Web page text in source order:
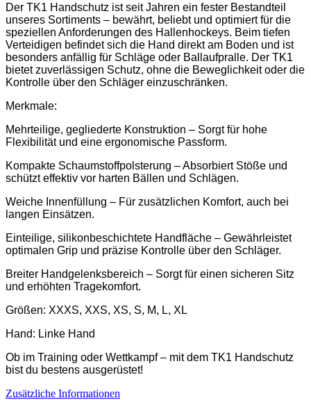
Der TK1 Handschutz ist seit Jahren ein fester Bestandteil
unseres Sortiments – bewährt, beliebt und optimiert für die
speziellen Anforderungen des Hallenhockeys. Beim tiefen
Verteidigen befindet sich die Hand direkt am Boden und ist
besonders anfällig für Schläge oder Ballaufpralle. Der TK1
bietet zuverlässigen Schutz, ohne die Beweglichkeit oder die
Kontrolle über den Schläger einzuschränken.
Merkmale:
Mehrteilige, gegliederte Konstruktion – Sorgt für hohe
Flexibilität und eine ergonomische Passform.
Kompakte Schaumstoffpolsterung –Absorbiert Stöße und
schützt effektiv vor harten Bällen und Schlägen.
Weiche Innenfüllung – Für zusätzlichen Komfort, auch bei
langen Einsätzen.
Einteilige, silikonbeschichtete Handfläche – Gewährleistet
optimalen Grip und präzise Kontrolle über den Schläger.
Breiter Handgelenksbereich – Sorgt für einen sicheren Sitz
und erhöhten Tragekomfort.
Größen: XXXS, XXS, XS, S, M, L, XL
Hand: Linke Hand
Ob im Training oder Wettkampf– mit dem TK1 Handschutz
bist du bestens ausgerüstet!
Zusätzliche Informationen